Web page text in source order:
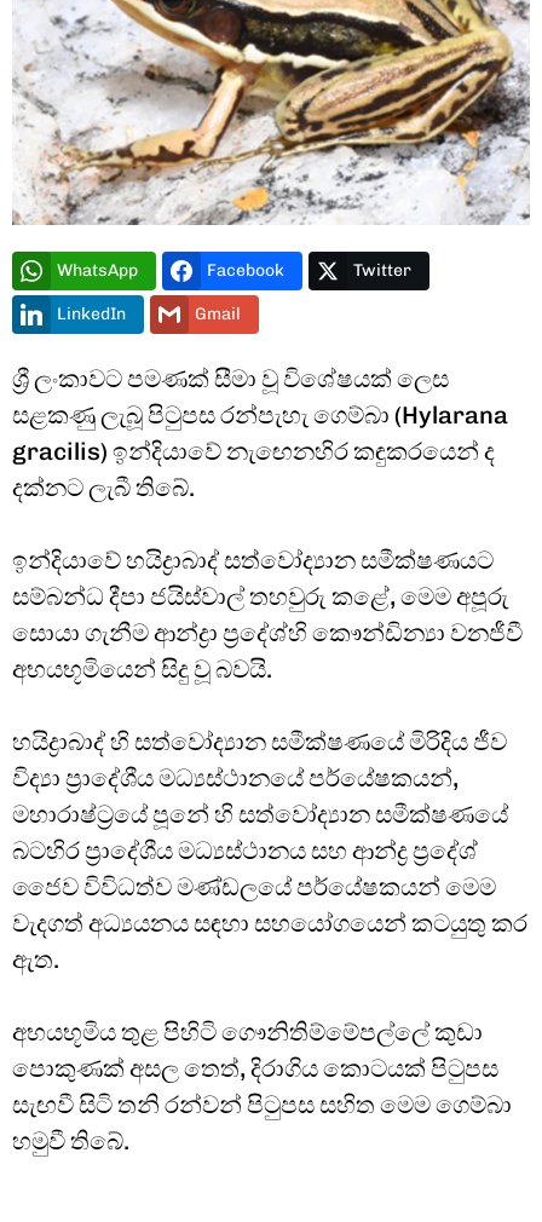
Type and hit enter
WhatsApp Facebook Twitter
LinkedIn Gmail
ශ්‍රී ලංකාවට පමණක් සීමා වූ විශේෂයක් ලෙස
සළකණු ලැබූ පිටුපස රන්පැහැ ගෙම්බා (Hylarana
gracilis) ඉන්දියාවේ නැඟෙනහිර කඳුකරයෙන් ද
දක්නට ලැබී තිබේ.
ඉන්දියාවේ හයිද්‍රාබාද් සත්වෝද්‍යාන සමීක්ෂණයට
සම්බන්ධ දීපා ජයිස්වාල් තහවුරු කළේ, මෙම අපූරු
සොයා ගැනීම ආන්ද්‍රා ප්‍රදේශ්හි කෞන්ඩින්‍යා වනජීවී
අභයභූමියෙන් සිදු වූ බවයි.
හයිද්‍රාබාද් හි සත්වෝද්‍යාන සමීක්ෂණයේ මිරිදිය ජීව
විද්‍යා ප්‍රාදේශීය මධ්‍යස්ථානයේ පර්යේෂකයන්,
මහාරාෂ්ට්‍රයේ පූනේ හි සත්වෝද්‍යාන සමීක්ෂණයේ
බටහිර ප්‍රාදේශීය මධ්‍යස්ථානය සහ ආන්ද්‍ර ප්‍රදේශ්
ජෛව විවිධත්ව මණ්ඩලයේ පර්යේෂකයන් මෙම
වැදගත් අධ්‍යයනය සඳහා සහයෝගයෙන් කටයුතු කර
ඇත.
අභයභූමිය තුළ පිහිටි ගෞනිතිම්මේපල්ලේ කුඩා
පොකුණක් අසල තෙත්, දිරාගිය කොටයක් පිටුපස
සැඟවී සිටි තනි රන්වන් පිටුපස සහිත මෙම ගෙම්බා
හමුවී තිබේ.